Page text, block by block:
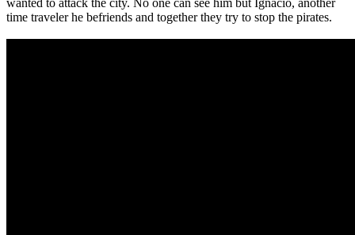
wanted to attack the city. No one can see him but Ignacio, another
time traveler he befriends and together they try to stop the pirates.